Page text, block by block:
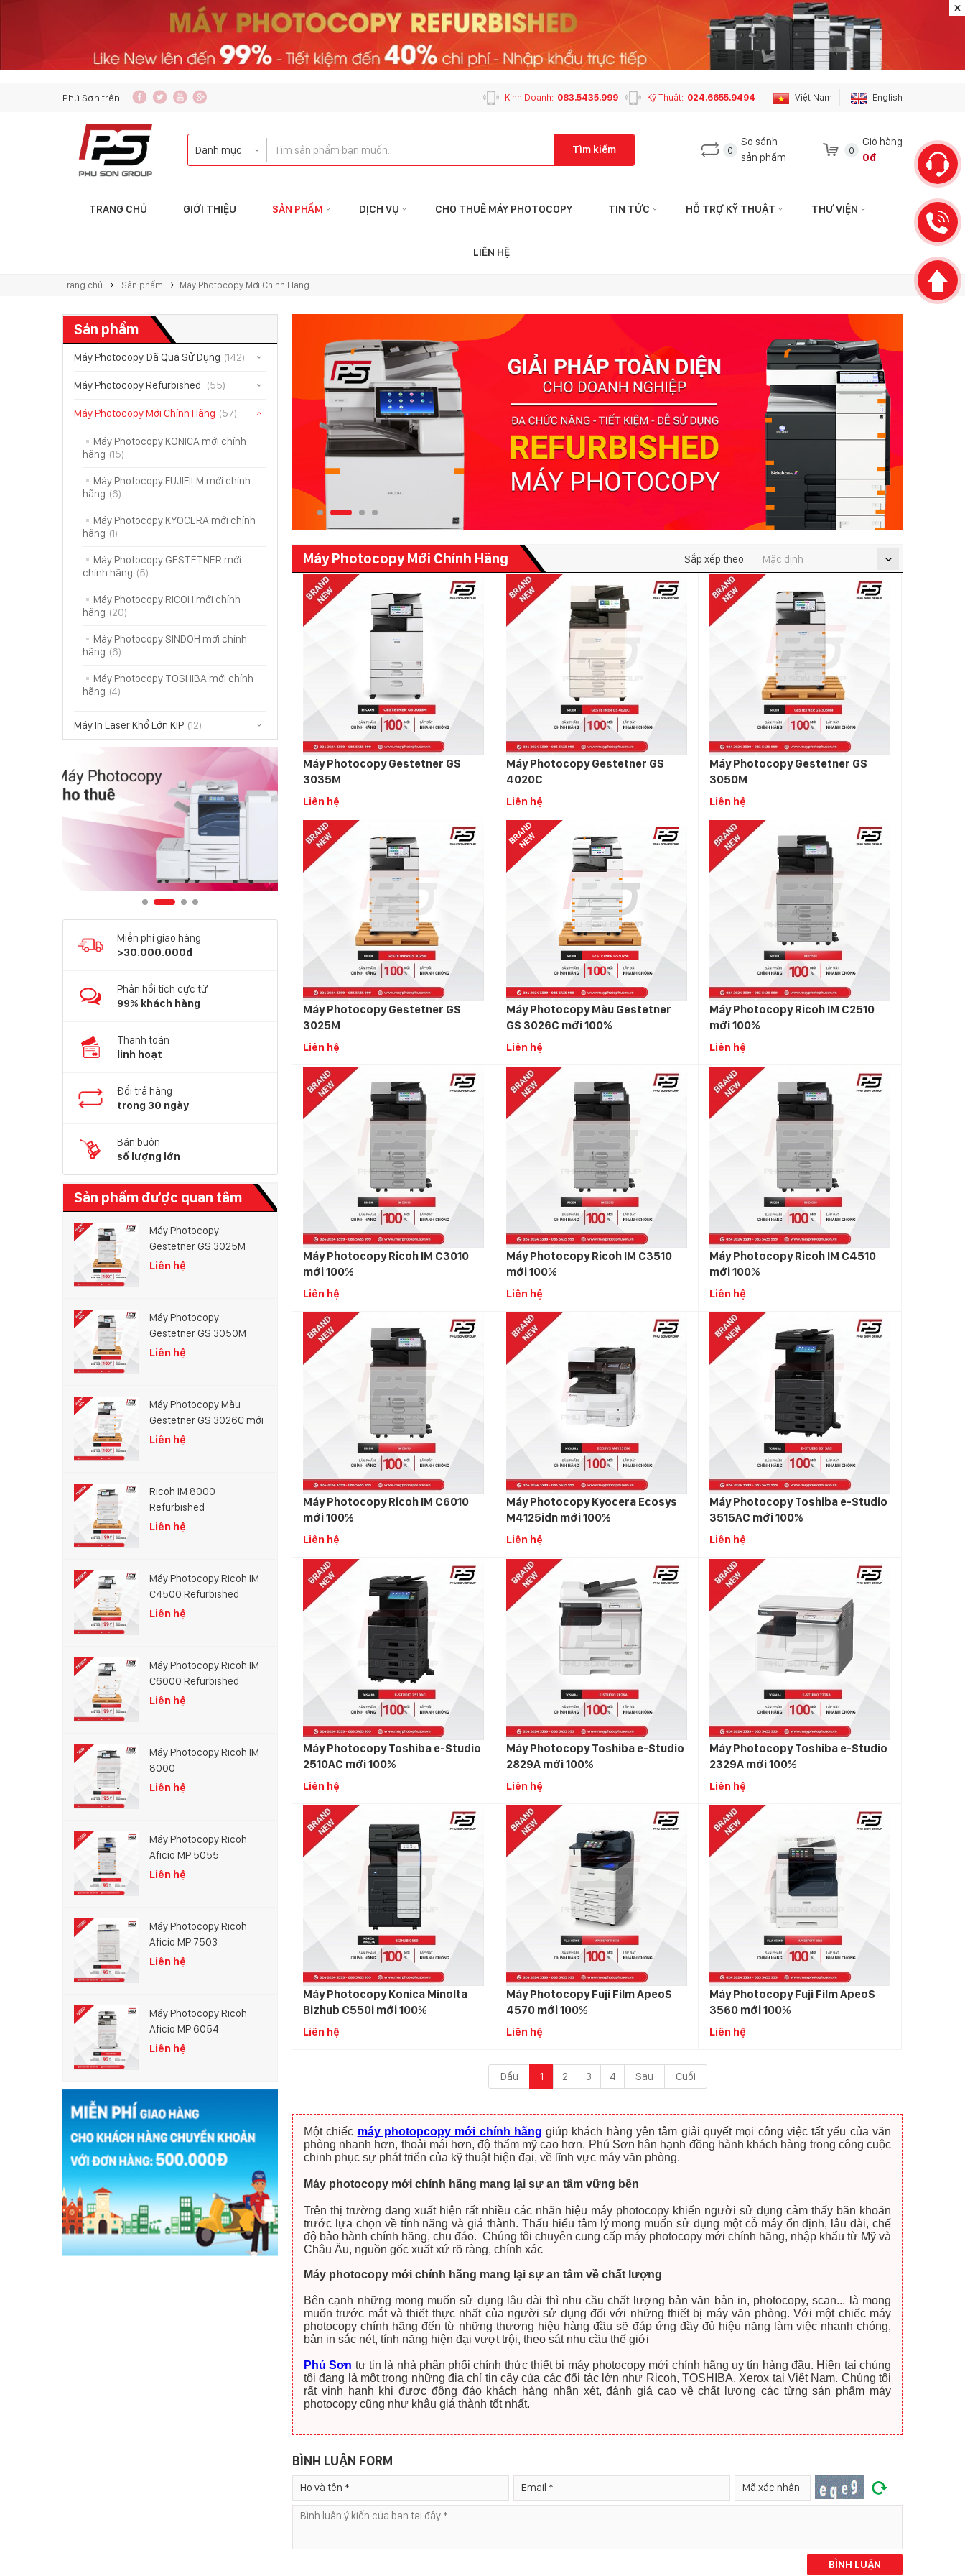
Phú Sơn trên Việt Nam English
Kỹ Thuật: 024.6655.9494
Kinh Doanh: 083.5435.999
Tìm kiếm 0
So sánh
sản phẩm
0
Giỏ hàng
0đ
TRANG CHỦ GIỚI THIỆU SẢN PHẨM DỊCH VỤ CHO THUÊ MÁY PHOTOCOPY TIN TỨC HỖ TRỢ KỸ THUẬT THƯ VIỆN
LIÊN HỆ
Trang chủ Sản phẩm Máy Photocopy Mới Chính Hãng
Sản phẩm
Máy Photocopy Đã Qua Sử Dụng (142)
Máy Photocopy Refurbished (55)
Máy Photocopy Mới Chính Hãng (57)
Máy Photocopy KONICA mới chính
hãng (15)
Máy Photocopy FUJIFILM mới chính
hãng (6)
Máy Photocopy KYOCERA mới chính
hãng (1)
Máy Photocopy GESTETNER mới
chính hãng (5)
Máy Photocopy RICOH mới chính
hãng (20)
Máy Photocopy SINDOH mới chính
hãng (6)
Máy Photocopy TOSHIBA mới chính
hãng (4)
Máy In Laser Khổ Lớn KIP (12)
Miễn phí giao hàng
>30.000.000đ
Phản hồi tích cực từ
99% khách hàng
Thanh toán
linh hoạt
Đổi trả hàng
trong 30 ngày
Bán buôn
số lượng lớn
Sản phẩm được quan tâm
Máy Photocopy
Gestetner GS 3025M
Liên hệ
Máy Photocopy
Gestetner GS 3050M
Liên hệ
Máy Photocopy Màu
Gestetner GS 3026C mới
100%
Liên hệ
Ricoh IM 8000
Refurbished
Liên hệ
Máy Photocopy Ricoh IM
C4500 Refurbished
Liên hệ
Máy Photocopy Ricoh IM
C6000 Refurbished
Liên hệ
Máy Photocopy Ricoh IM
8000
Liên hệ
Máy Photocopy Ricoh
Aficio MP 5055
Liên hệ
Máy Photocopy Ricoh
Aficio MP 7503
Liên hệ
Máy Photocopy Ricoh
Aficio MP 6054
Liên hệ
Máy Photocopy Mới Chính Hãng Sắp xếp theo:
Máy Photocopy Gestetner GS
3035M
Liên hệ
Máy Photocopy Gestetner GS
4020C
Liên hệ
Máy Photocopy Gestetner GS
3050M
Liên hệ
Máy Photocopy Gestetner GS
3025M
Liên hệ
Máy Photocopy Màu Gestetner
GS 3026C mới 100%
Liên hệ
Máy Photocopy Ricoh IM C2510
mới 100%
Liên hệ
Máy Photocopy Ricoh IM C3010
mới 100%
Liên hệ
Máy Photocopy Ricoh IM C3510
mới 100%
Liên hệ
Máy Photocopy Ricoh IM C4510
mới 100%
Liên hệ
Máy Photocopy Ricoh IM C6010
mới 100%
Liên hệ
Máy Photocopy Kyocera Ecosys
M4125idn mới 100%
Liên hệ
Máy Photocopy Toshiba e-Studio
3515AC mới 100%
Liên hệ
Máy Photocopy Toshiba e-Studio
2510AC mới 100%
Liên hệ
Máy Photocopy Toshiba e-Studio
2829A mới 100%
Liên hệ
Máy Photocopy Toshiba e-Studio
2329A mới 100%
Liên hệ
Máy Photocopy Konica Minolta
Bizhub C550i mới 100%
Liên hệ
Máy Photocopy Fuji Film ApeoS
4570 mới 100%
Liên hệ
Máy Photocopy Fuji Film ApeoS
3560 mới 100%
Liên hệ
Đầu 1 2 3 4 Sau Cuối
Một chiếc máy photopcopy mới chính hãng giúp khách hàng yên tâm giải quyết mọi công việc tất yếu của văn
phòng nhanh hơn, thoải mái hơn, độ thẩm mỹ cao hơn. Phú Sơn hân hạnh đồng hành khách hàng trong công cuộc
chinh phục sự phát triển của kỹ thuật hiện đại, về lĩnh vực máy văn phòng.
Máy photocopy mới chính hãng mang lại sự an tâm vững bền
Trên thị trường đang xuất hiện rất nhiều các nhãn hiệu máy photocopy khiến người sử dụng cảm thấy băn khoăn
trước lựa chọn về tính năng và giá thành. Thấu hiểu tâm lý mong muốn sử dụng một cỗ máy ổn định, lâu dài, chế
độ bảo hành chính hãng, chu đáo. Chúng tôi chuyên cung cấp máy photocopy mới chính hãng, nhập khẩu từ Mỹ và
Châu Âu, nguồn gốc xuất xứ rõ ràng, chính xác
Máy photocopy mới chính hãng mang lại sự an tâm về chất lượng
Bên cạnh những mong muốn sử dụng lâu dài thì nhu cầu chất lượng bản văn bản in, photocopy, scan... là mong
muốn trước mắt và thiết thực nhất của người sử dụng đối với những thiết bị máy văn phòng. Với một chiếc máy
photocopy chính hãng đến từ những thương hiệu hàng đầu sẽ đáp ứng đầy đủ hiệu năng làm việc nhanh chóng,
bản in sắc nét, tính năng hiện đại vượt trội, theo sát nhu cầu thế giới
Phú Sơn tự tin là nhà phân phối chính thức thiết bị máy photocopy mới chính hãng uy tín hàng đầu. Hiện tại chúng
tôi đang là một trong những địa chỉ tin cậy của các đối tác lớn như Ricoh, TOSHIBA, Xerox tại Việt Nam. Chúng tôi
rất vinh hạnh khi được đông đảo khách hàng nhận xét, đánh giá cao về chất lượng các từng sản phẩm máy
photocopy cũng như khâu giá thành tốt nhất.
BÌNH LUẬN FORM
BÌNH LUẬN
KINH DOANH
083.5435.999
024.6653.4499
024.2024.3399
hotro.copierphuson@gmail.com
024.6655.9494